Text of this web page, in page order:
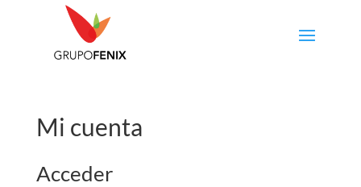
Mi cuenta
Acceder